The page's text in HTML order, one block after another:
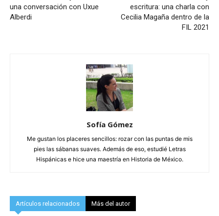
una conversación con Uxue
Alberdi
escritura: una charla con
Cecilia Magaña dentro de la
FIL 2021
Sofía Gómez
Me gustan los placeres sencillos: rozar con las puntas de mis
pies las sábanas suaves. Además de eso, estudié Letras
Hispánicas e hice una maestría en Historia de México.
Artículos relacionados Más del autor